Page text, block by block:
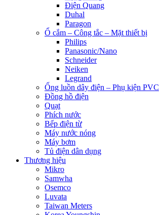
Điện Quang
Duhal
Paragon
Ổ cắm – Công tắc – Mặt thiết bị
Philips
Panasonic/Nano
Schneider
Neiken
Legrand
Ống luồn dây điện – Phụ kiện PVC
Đồng hồ điện
Quạt
Phích nước
Bếp điện từ
Máy nước nóng
Máy bơm
Tủ điện dân dụng
Thương hiệu
Mikro
Samwha
Osemco
Luvata
Taiwan Meters